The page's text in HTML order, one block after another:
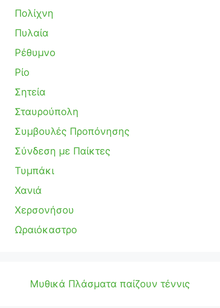
Πολίχνη
Πυλαία
Ρέθυμνο
Ρίο
Σητεία
Σταυρούπολη
Συμβουλές Προπόνησης
Σύνδεση με Παίκτες
Τυμπάκι
Χανιά
Χερσονήσου
Ωραιόκαστρο
Μυθικά Πλάσματα παίζουν τέννις